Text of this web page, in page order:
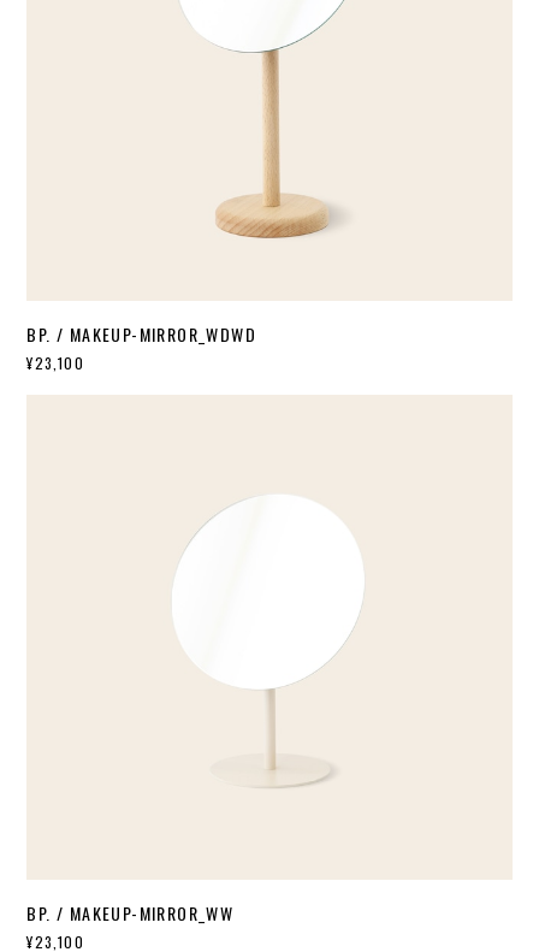
BP. / MAKEUP-MIRROR_WDWD
¥23,100
BP. / MAKEUP-MIRROR_WW
¥23,100